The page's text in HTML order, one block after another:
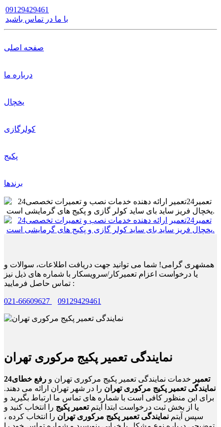
09129429461
با ما در تماس باشید
صفحه اصلی
درباره ما
یخچال
کولرگازی
پکیج
برندها
همشهری گرامی! شما می توانید جهت دریافت اطلاعات، سوالات و
یا درخواست اعزام تعمیرکار/سرویسکار با شماره های ذیل نیز
تماس حاصل فرمایید :
021-66609627 09129429461
نمایندگی تعمیر پکیج مرکوری تهران
24تعمیر خدمات نمایندگی تعمیر پکیج مرکوری تهران و رفع خطای
نمایندگی تعمیر پکیج مرکوری تهران را در شهر تهران ارائه می دهند.
برای این منظور کافی است با شماره های تماس ما ارتباط بگیرید و
یا از بخش ثبت درخواست ابتدا آیتمتعمیر پکیج را انتخاب کنید و
سپس آیتم نمایندگی تعمیر پکیج مرکوری تهران را انتخاب کرده ،